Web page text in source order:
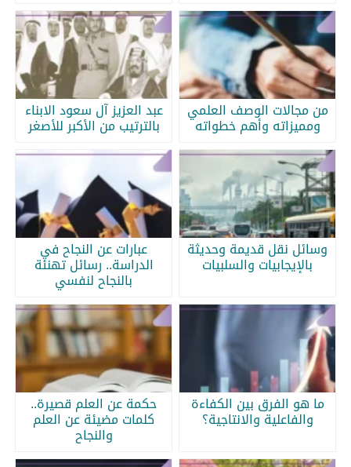
من مجالات الوصف العلمي
ومميزاته وأهم خطواته
عبد العزيز آل سعود الابناء
بالترتيب من الأكبر للأصغر
وسائل نقل قديمة وحديثة
بالإيجابيات والسلبيات
عبارات عن النجاح في
الدراسة.. رسائل تهنئة
بالنجاح لنفسي
ما هو الفرق بين الكفاءة
والفاعلية والانتاجية؟
حكمة عن العلم قصيرة..
كلمات مضيئة عن العلم
والنجاح